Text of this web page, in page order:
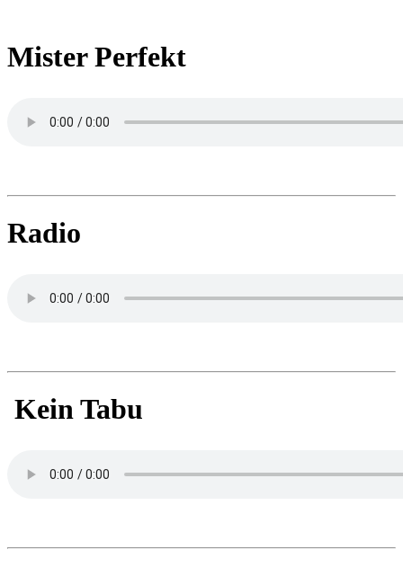
Mister Perfekt
Radio
Kein Tabu